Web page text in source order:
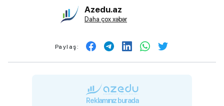
Azedu.az
Daha çox xəbər
Paylaş:
Reklamınız burada